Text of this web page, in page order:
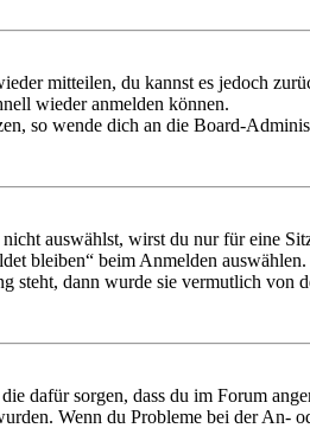
mitteilen, du kannst es jedoch
wieder anmelden können.
so wende dich an die Board-
auswählst, wirst du nur für eine
bleiben“ beim Anmelden
steht, dann wurde sie vermutlich von
dafür sorgen, dass du im Forum
Wenn du Probleme bei der An-